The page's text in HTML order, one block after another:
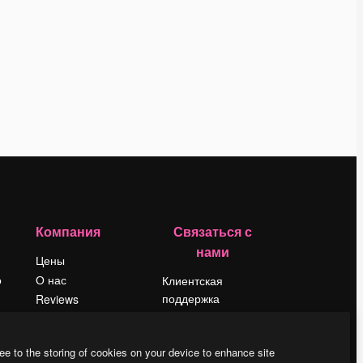
Компания
Цены
О нас
Reviews
Блог
Связаться с
нами
Клиентская
поддержка
LinkedIn
to the storing of cookies on your device to enhance site